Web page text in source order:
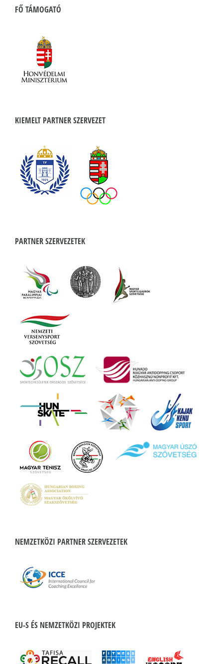
FŐ TÁMOGATÓ
KIEMELT PARTNER SZERVEZET
PARTNER SZERVEZETEK
NEMZETKÖZI PARTNER SZERVEZETEK
EU-S ÉS NEMZETKÖZI PROJEKTEK